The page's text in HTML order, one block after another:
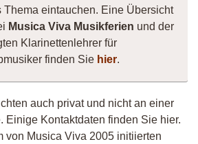
eintauchen. Eine Übersicht
Musica Viva Musikferien und der
Klarinettenlehrer für
finden Sie hier.
auch privat und nicht an einer
Einige Kontaktdaten finden Sie hier.
von Musica Viva 2005 initiierten